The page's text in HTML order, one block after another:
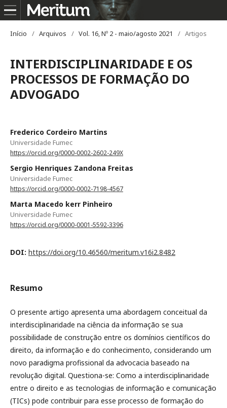
Início / Arquivos / Vol. 16, Nº 2 - maio/agosto 2021 / Artigos
INTERDISCIPLINARIDADE E OS
PROCESSOS DE FORMAÇÃO DO
ADVOGADO
Frederico Cordeiro Martins
Universidade Fumec
https://orcid.org/0000-0002-2602-249X
Sergio Henriques Zandona Freitas
Universidade Fumec
https://orcid.org/0000-0002-7198-4567
Marta Macedo kerr Pinheiro
Universidade Fumec
https://orcid.org/0000-0001-5592-3396
DOI: https://doi.org/10.46560/meritum.v16i2.8482
Resumo
O presente artigo apresenta uma abordagem conceitual da
interdisciplinaridade na ciência da informação se sua
possibilidade de construção entre os domínios científicos do
direito, da informação e do conhecimento, considerando um
novo paradigma profissional da advocacia baseado na
revolução digital. Questiona-se: Como a interdisciplinaridade
entre o direito e as tecnologias de informação e comunicação
(TICs) pode contribuir para esse processo de formação do